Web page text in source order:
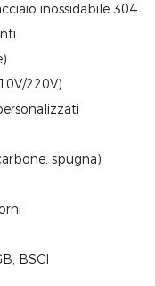
inossidabile 304
220V)
spugna)
BSCI